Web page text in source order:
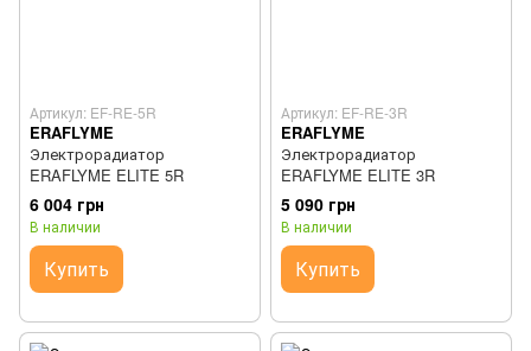
Артикул: EF-RE-5R
ERAFLYME
Электрорадиатор
ERAFLYME ELITE 5R
6 004 грн
В наличии
Купить
Артикул: EF-RE-3R
ERAFLYME
Электрорадиатор
ERAFLYME ELITE 3R
5 090 грн
В наличии
Купить